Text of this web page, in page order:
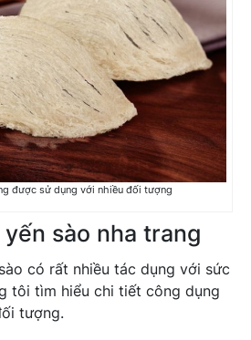
được sử dụng với nhiều đối tượng
sào nha trang
có rất nhiều tác dụng với sức
tôi tìm hiểu chi tiết công dụng
tượng.